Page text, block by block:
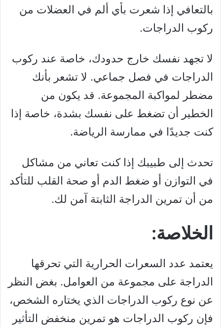
بالتعافي إذا شعرت بأي ألم في العضلات من
ركوب الدراجات.
لا تجهد نفسك خارج حدودك، خاصة عند ركوب
الدراجات في فصل جماعي. لا تشعر بأنك
مضطر لمواكبة المجموعة. قد يكون من
الخطير أن تضغط على نفسك بشدة، خاصة إذا
كنت جديدًا في ممارسة الرياضة.
تحدث إلى طبيبك إذا كنت تعاني من مشاكل
في التوازن أو ضغط الدم أو صحة القلب للتأكد
من أن تمرين الدراجة الثابتة آمن لك.
الخلاصة:
يعتمد عدد السعرات الحرارية التي تحرقها
الدراجة على مجموعة من العوامل. بغض النظر
عن نوع ركوب الدراجات الذي يختاره الشخص،
فإن ركوب الدراجات هو تمرين منخفض التأثير